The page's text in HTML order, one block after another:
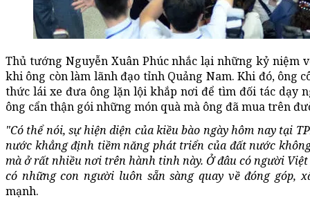
Thủ tướng Nguyễn Xuân Phúc nhắc lại những kỷ niệm
khi ông còn làm lãnh đạo tỉnh Quảng Nam. Khi đó, ông
thức lái xe đưa ông lặn lội khắp nơi để tìm đối tác dạy
ông cẩn thận gói những món quà mà ông đã mua trên
"Có thể nói, sự hiện diện của kiều bào ngày hôm nay tại
nước khẳng định tiềm năng phát triển của đất nước
mà ở rất nhiều nơi trên hành tinh này. Ở đâu có người
có những con người luôn sẵn sàng quay về đóng góp,
mạnh.